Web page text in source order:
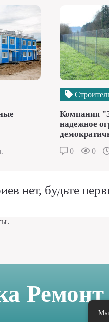
Компания
надежное
0 0
нет, будьте
Мы